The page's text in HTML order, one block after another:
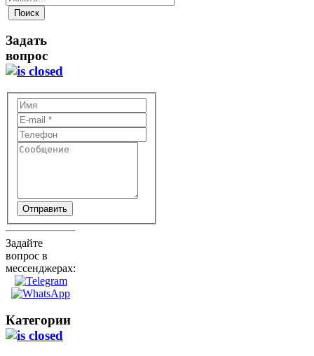
Задать
вопрос
Отправить
Задайте
вопрос в
мессенджерах:
Категории